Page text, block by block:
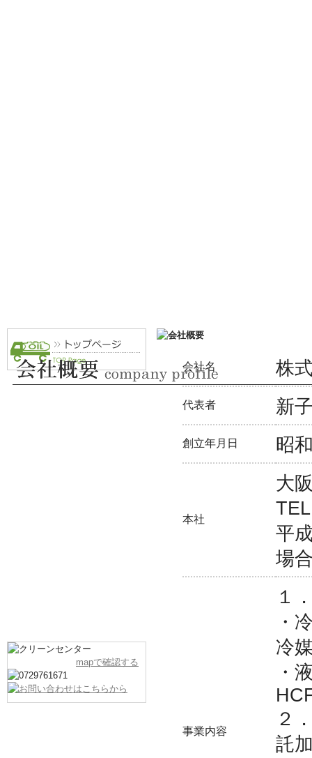
会社名 株
代表者 新
創立年月日 昭
本社
大
平
場
事業内容
１
・
冷
・
２
託
mapで確認する